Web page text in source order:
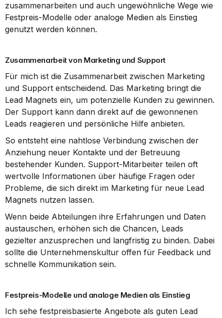
zusammenarbeiten und auch ungewöhnliche Wege wie
Festpreis-Modelle oder analoge Medien als Einstieg
genutzt werden können.
Zusammenarbeit von Marketing und Support
Für mich ist die Zusammenarbeit zwischen Marketing
und Support entscheidend. Das Marketing bringt die
Lead Magnets ein, um potenzielle Kunden zu gewinnen.
Der Support kann dann direkt auf die gewonnenen
Leads reagieren und persönliche Hilfe anbieten.
So entsteht eine nahtlose Verbindung zwischen der
Anziehung neuer Kontakte und der Betreuung
bestehender Kunden. Support-Mitarbeiter teilen oft
wertvolle Informationen über häufige Fragen oder
Probleme, die sich direkt im Marketing für neue Lead
Magnets nutzen lassen.
Wenn beide Abteilungen ihre Erfahrungen und Daten
austauschen, erhöhen sich die Chancen, Leads
gezielter anzusprechen und langfristig zu binden. Dabei
sollte die Unternehmenskultur offen für Feedback und
schnelle Kommunikation sein.
Festpreis-Modelle und analoge Medien als Einstieg
Ich sehe festpreisbasierte Angebote als guten Lead